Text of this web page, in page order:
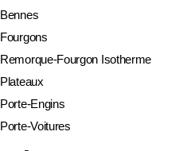
Bennes
Fourgons
Remorque-Fourgon Isotherme
Plateaux
Porte-Engins
Porte-Voitures